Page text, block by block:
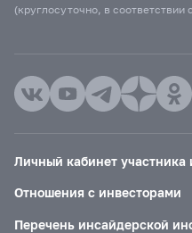
(круглосуточно, в
Личный кабинет
Отношения с инвесторами
Перечень инсайдерской